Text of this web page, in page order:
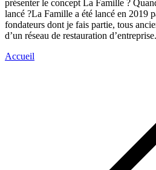
présenter le concept La Famille ?
lancé ?La Famille a été lancé en 2019
fondateurs dont je fais partie, tous
d’un réseau de restauration
Accueil